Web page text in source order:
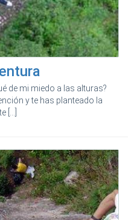
de mi miedo a las alturas?
y te has planteado la